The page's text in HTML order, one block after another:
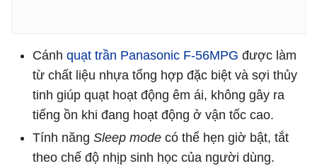
Cánh quạt trần Panasonic F-56MPG được làm
từ chất liệu nhựa tổng hợp đặc biệt và sợi thủy
tinh giúp quạt hoạt động êm ái, không gây ra
tiếng ồn khi đang hoạt động ở vận tốc cao.
Tính năng Sleep mode có thể hẹn giờ bật, tắt
theo chế độ nhịp sinh học của người dùng.